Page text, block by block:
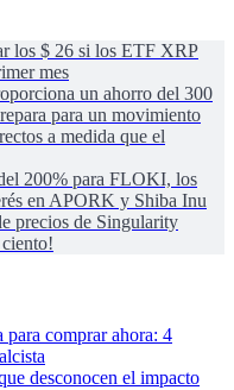
los $ 26 si los ETF XRP
mes
un ahorro del 300
para un movimiento
a medida que el
200% para FLOKI, los
en APORK y Shiba Inu
precios de Singularity
comprar ahora: 4
desconocen el impacto